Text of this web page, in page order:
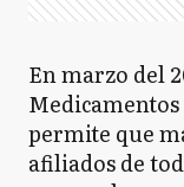
En marzo del
permite que
afiliados de